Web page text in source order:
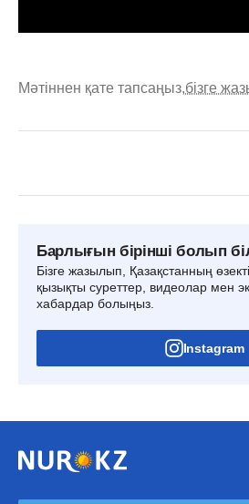
Мәтіннен қате тапсаңыз,бізге
Барлығын бірінші болып
Бізге жазылып, Қазақстанның
қызықты суреттер, видеолар мен
хабардар болыңыз.
Instagram